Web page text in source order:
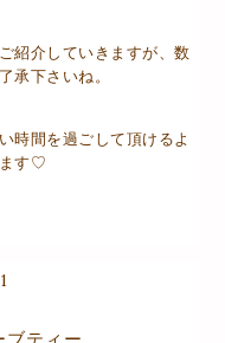
紹介していきますが、数
承下さいね。
時間を過ごして頂けるよ
ます♡
ブティー